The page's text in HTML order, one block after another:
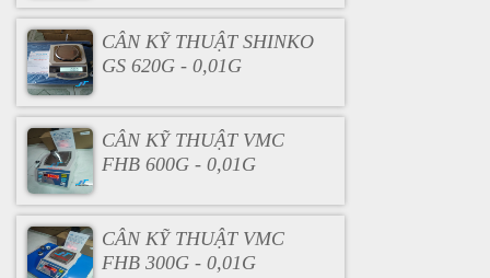
CÂN KỸ THUẬT SHINKO
GS 620G - 0,01G
CÂN KỸ THUẬT VMC
FHB 600G - 0,01G
CÂN KỸ THUẬT VMC
FHB 300G - 0,01G